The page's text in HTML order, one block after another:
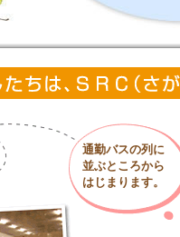
通勤バスの列に
並ぶところから
はじまります。